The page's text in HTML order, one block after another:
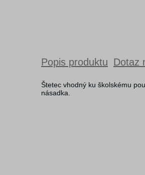
Popis produktu Dotaz
Štetec vhodný ku školskému
násadka.